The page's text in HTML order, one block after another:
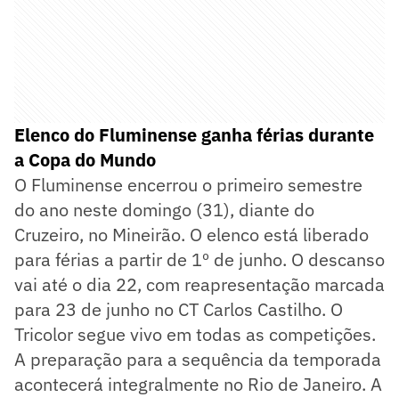
Elenco do Fluminense ganha férias durante
a Copa do Mundo
O Fluminense encerrou o primeiro semestre
do ano neste domingo (31), diante do
Cruzeiro, no Mineirão. O elenco está liberado
para férias a partir de 1º de junho. O descanso
vai até o dia 22, com reapresentação marcada
para 23 de junho no CT Carlos Castilho. O
Tricolor segue vivo em todas as competições.
A preparação para a sequência da temporada
acontecerá integralmente no Rio de Janeiro. A